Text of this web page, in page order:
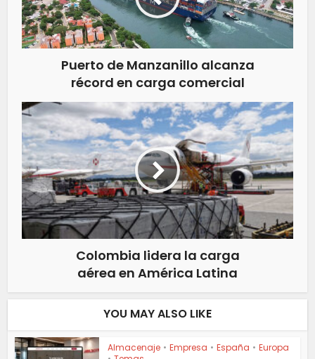
Puerto de Manzanillo alcanza
récord en carga comercial
Colombia lidera la carga
aérea en América Latina
YOU MAY ALSO LIKE
Almacenaje • Empresa • España • Europa